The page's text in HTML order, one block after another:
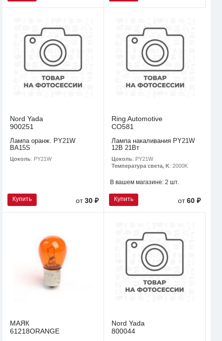
Nord Yada
900251
Лампа оранж. PY21W
BA15S
Цоколь: PY21W
Купить от30 ₽
Ring Automotive
CO581
Лампа накаливания PY21W
12В 21Вт
Цоколь: PY21W
Температура света, K: 2000K
В вашем магазине: 2 шт.
Купить от60 ₽
МАЯК
61218ORANGE
Nord Yada
800044